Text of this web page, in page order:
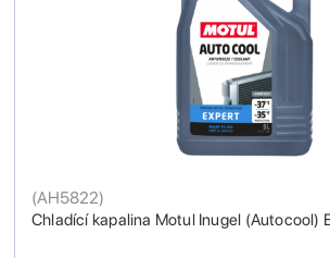
Chladící kapalina Motul Inugel (Autocool)
(AH5822)